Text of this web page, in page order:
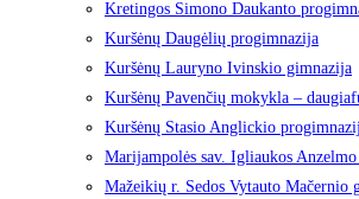
Kretingos Simono Daukanto
Kuršėnų Daugėlių progimnazija
Kuršėnų Lauryno Ivinskio gimnazija
Kuršėnų Pavenčių mokykla –
Kuršėnų Stasio Anglickio
Marijampolės sav. Igliaukos
Mažeikių r. Sedos Vytauto Mačernio